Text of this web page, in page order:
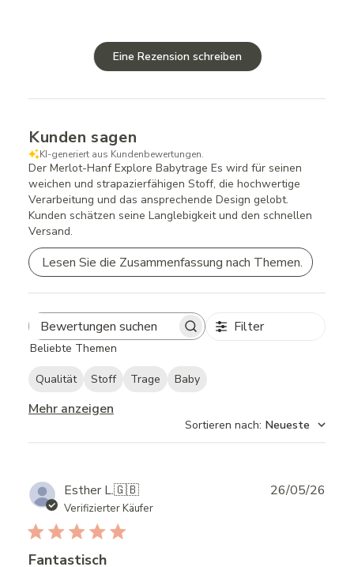
Eine Rezension schreiben
Kunden sagen
KI-generiert aus Kundenbewertungen.
Der Merlot-Hanf Explore Babytrage Es wird für seinen
weichen und strapazierfähigen Stoff, die hochwertige
Verarbeitung und das ansprechende Design gelobt.
Kunden schätzen seine Langlebigkeit und den schnellen
Versand.
Lesen Sie die Zusammenfassung nach Themen.
Search
reviews
Filter
Beliebte Themen
Qualität Stoff Trage Baby
Mehr anzeigen
Sortieren nach: Neueste
Esther L.🇬🇧
Verifizierter Käufer
Fantastisch
26/05/26